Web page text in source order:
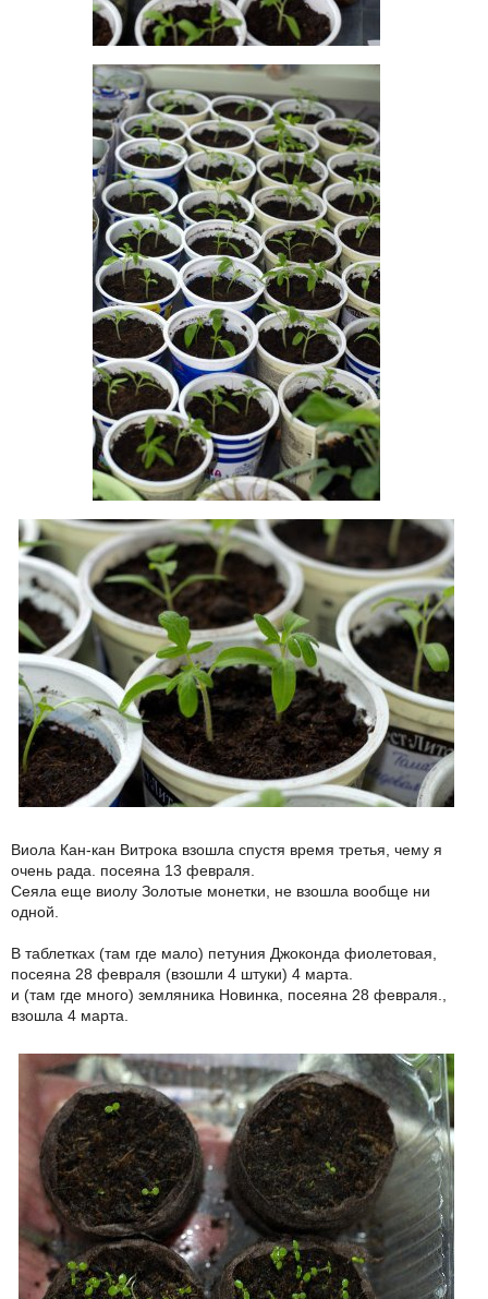
Виола Кан-кан Витрока взошла спустя время третья, чему я
очень рада. посеяна 13 февраля.
Сеяла еще виолу Золотые монетки, не взошла вообще ни
одной.
В таблетках (там где мало) петуния Джоконда фиолетовая,
посеяна 28 февраля (взошли 4 штуки) 4 марта.
и (там где много) земляника Новинка, посеяна 28 февраля.,
взошла 4 марта.